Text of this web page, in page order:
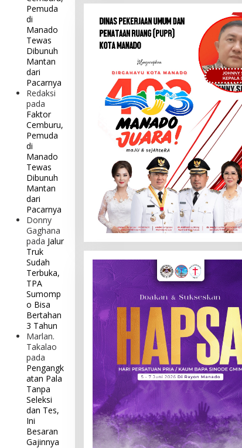
Pemuda
di
Manado
Tewas
Dibunuh
Mantan
dari
Pacarnya
Redaksi
pada
Faktor
Cemburu,
Pemuda
di
Manado
Tewas
Dibunuh
Mantan
dari
Pacarnya
Donny
Gaghana
pada Jalur
Truk
Sudah
Terbuka,
TPA
Sumomp
o Bisa
Bertahan
3 Tahun
Marlan.
Takalao
pada
Pengangk
atan Pala
Tanpa
Seleksi
dan Tes,
Ini
Besaran
Gajinnya